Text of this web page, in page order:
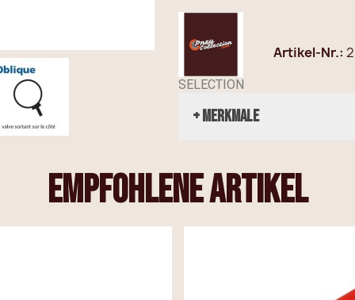
SELECTION
Artikel-Nr.
+ Merkmale
empfohlene Artikel